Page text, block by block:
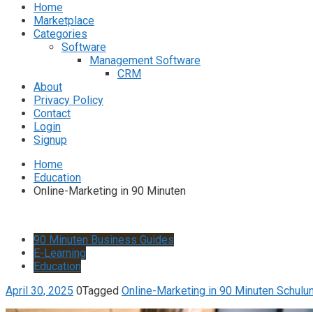
Home
Marketplace
Categories
Software
Management Software
CRM
About
Privacy Policy
Contact
Login
Signup
Home
Education
Online-Marketing in 90 Minuten
90 Minuten Business Guides
E-Learning
Education
April 30, 2025 0Tagged Online-Marketing in 90 Minuten